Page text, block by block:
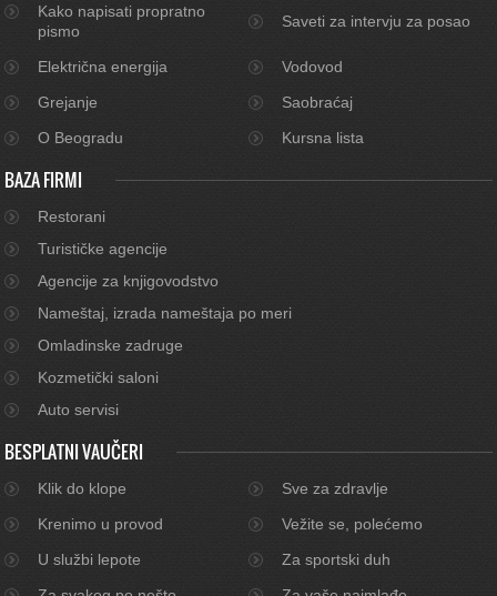
Kako napisati propratno
pismo
Saveti za intervju za posao
Električna energija
Vodovod
Grejanje
Saobraćaj
O Beogradu
Kursna lista
BAZA FIRMI
Restorani
Turističke agencije
Agencije za knjigovodstvo
Nameštaj, izrada nameštaja po meri
Omladinske zadruge
Kozmetički saloni
Auto servisi
BESPLATNI VAUČERI
Klik do klope
Sve za zdravlje
Krenimo u provod
Vežite se, polećemo
U službi lepote
Za sportski duh